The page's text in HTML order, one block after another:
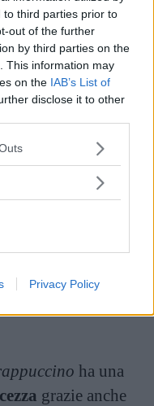
to third parties prior to
out of the further
by third parties on the
This information may
on the IAB’s List of
disclose it to other
one or more Google
You may click to
in below Google
Privacy Policy
densa in
abbia
con un
solamente
su .
state molto
di
ha una
grazie anche